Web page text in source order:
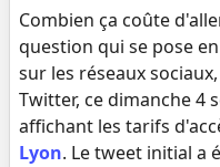
Combien ça coûte
question qui se pose
sur les réseaux
Twitter, ce dimanche 4
affichant les tarifs
Lyon. Le tweet initial a